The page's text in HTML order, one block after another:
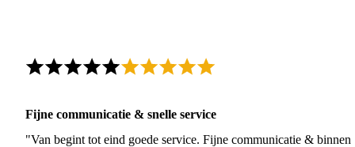
Fijne communicatie & snelle service
"Van begint tot eind goede service. Fijne communicatie &